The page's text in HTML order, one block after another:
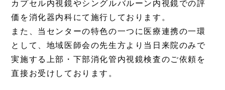
カプセル内視鏡やシングルバルーン内視鏡での評
価を消化器内科にて施行しております。
また、当センターの特色の一つに医療連携の一環
として、地域医師会の先生方より当日来院のみで
実施する上部・下部消化管内視鏡検査のご依頼を
直接お受けしております。